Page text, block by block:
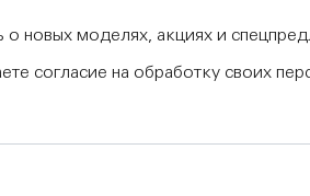
новых моделях, акциях и
согласие на обработку своих